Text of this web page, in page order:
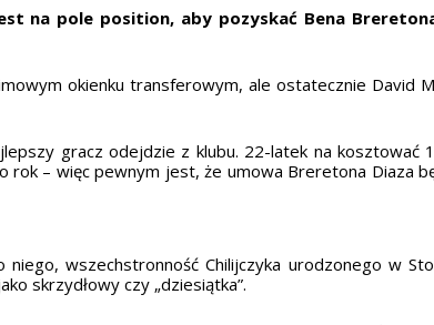
na pole position, aby pozyskać Bena
okienku transferowym, ale ostatecznie David
gracz odejdzie z klubu. 22-latek na
– więc pewnym jest, że umowa Breretona Diaza
wszechstronność Chilijczyka urodzonego w
skrzydłowy czy „dziesiątka”.